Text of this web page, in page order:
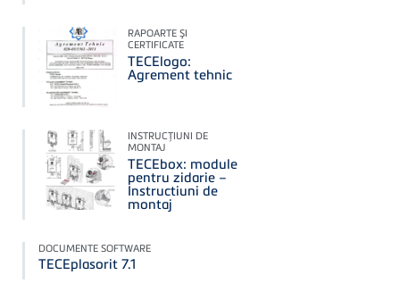
RAPOARTE ŞI
CERTIFICATE
TECElogo:
Agrement tehnic
INSTRUCŢIUNI DE
MONTAJ
TECEbox: module
pentru zidarie –
Instructiuni de
montaj
DOCUMENTE SOFTWARE
TECEplasorit 7.1